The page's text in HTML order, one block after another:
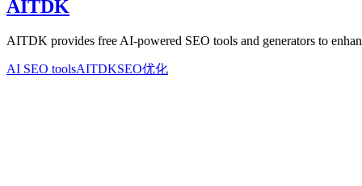
AITDK
AITDK provides free AI-powered SEO tools and generators to
AI SEO toolsAITDKSEO优化